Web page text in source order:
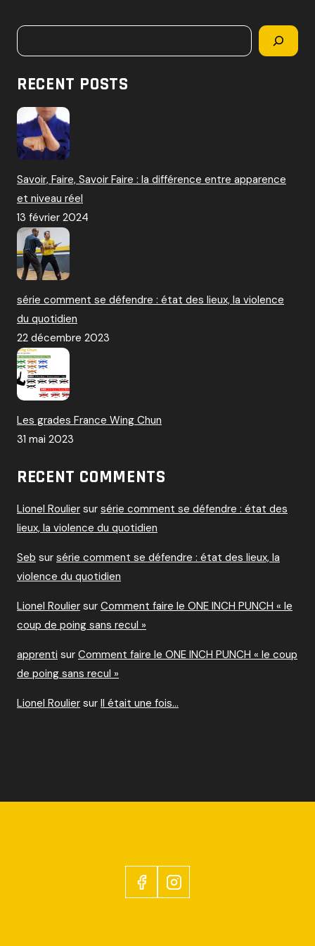
r
Rechercher
RECENT POSTS
Savoir, Faire, Savoir Faire : la différence entre apparence
et niveau réel
13 février 2024
série comment se défendre : état des lieux, la violence
du quotidien
22 décembre 2023
Les grades France Wing Chun
31 mai 2023
RECENT COMMENTS
Lionel Roulier sur série comment se défendre : état des
lieux, la violence du quotidien
Seb sur série comment se défendre : état des lieux, la
violence du quotidien
Lionel Roulier sur Comment faire le ONE INCH PUNCH « le
coup de poing sans recul »
apprenti sur Comment faire le ONE INCH PUNCH « le coup
de poing sans recul »
Lionel Roulier sur Il était une fois…